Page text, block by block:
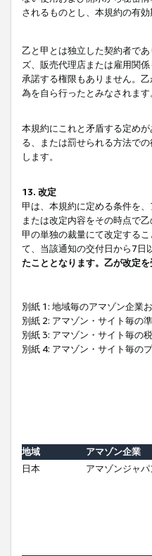
されるものとし、本規約の有
乙と甲とは独立した契約者で
ズ、販売代理店または雇用関
承諾する権限もありません。
為を自ら行ったとみなされます
本規約にこれと矛盾する定め
る、または罰せられる方法で
します。
13. 改定
甲は、本規約に定める条件を
または改定内容をその時点で
甲の単独の裁量にて改定する
て、当該通知の交付日から7日
たこととなります。乙が改定
別紙 1: 地域毎のアマゾン企業
別紙 2: アマゾン・サイト毎の
別紙 3: アマゾン・サイト毎の
別紙 4: アマゾン・サイト毎の
地域
アマゾン企業
日本
アマゾンジャ